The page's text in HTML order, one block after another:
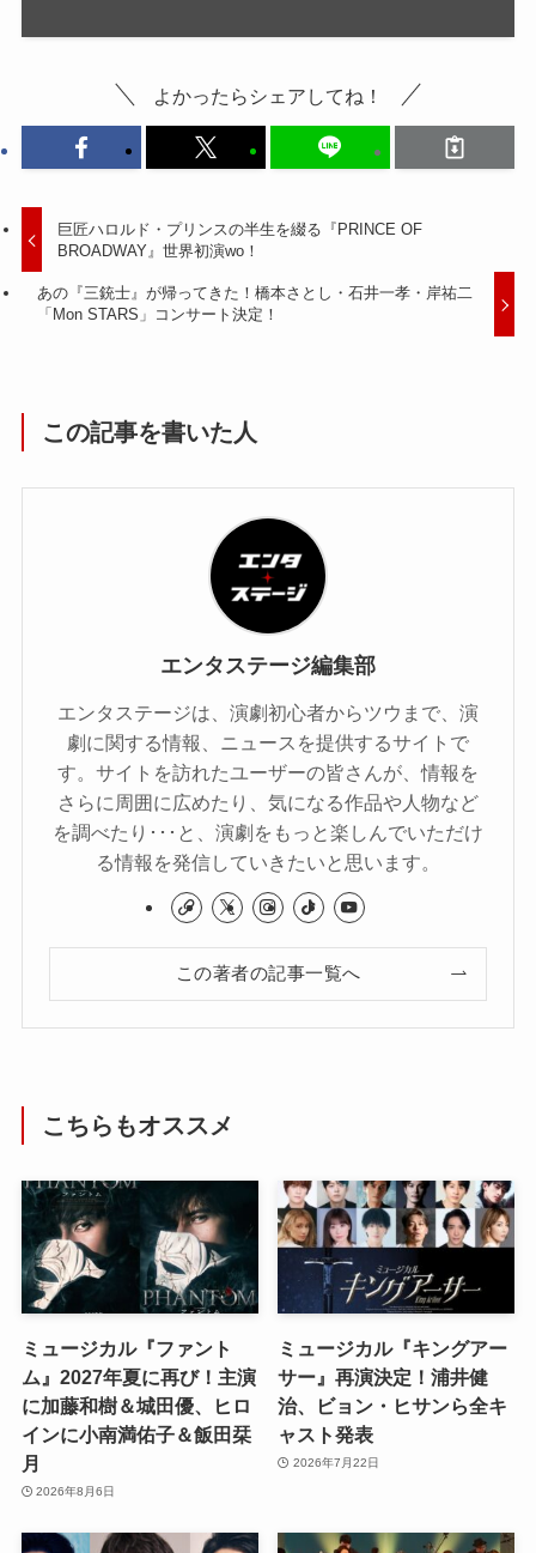
よかったらシェアしてね！
巨匠ハロルド・プリンスの半生を綴る『PRINCE OF
BROADWAY』世界初演wo！
あの『三銃士』が帰ってきた！橋本さとし・石井一孝・岸祐二
「Mon STARS」コンサート決定！
この記事を書いた人
エンタステージ編集部
エンタステージは、演劇初心者からツウまで、演
劇に関する情報、ニュースを提供するサイトで
す。サイトを訪れたユーザーの皆さんが、情報を
さらに周囲に広めたり、気になる作品や人物など
を調べたり･･･と、演劇をもっと楽しんでいただけ
る情報を発信していきたいと思います。
この著者の記事一覧へ
こちらもオススメ
ミュージカル『ファント
ム』2027年夏に再び！主演
に加藤和樹＆城田優、ヒロ
インに小南満佑子＆飯田栞
月
2026年8月6日
ミュージカル『キングアー
サー』再演決定！浦井健
治、ビョン・ヒサンら全キ
ャスト発表
2026年7月22日